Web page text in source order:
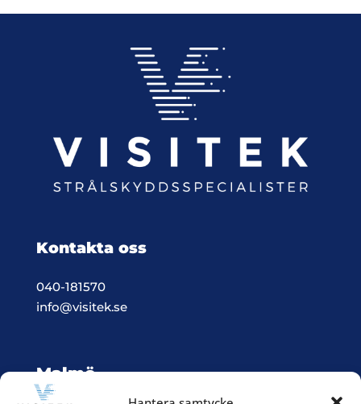
Kontakta oss
040-181570
info@visitek.se
Malmö